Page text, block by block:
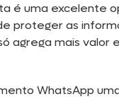
é uma excelente
proteger as
agrega mais valor
WhatsApp